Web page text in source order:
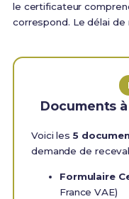
le certificateur
correspond. Le délai
Documents
Voici les 5
demande de
Formulaire
France VAE)